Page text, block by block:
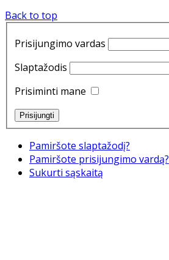
Back to top
Prisijungimo vardas
Slaptažodis
Prisiminti mane
Pamiršote slaptažodį?
Pamiršote prisijungimo vardą?
Sukurti sąskaitą